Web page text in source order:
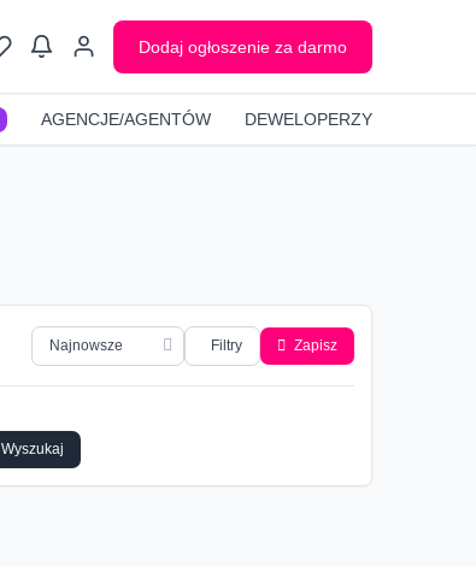
Dodaj ogłoszenie za darmo
AGENCJE/AGENTÓW DEWELOPERZY
Filtry Zapisz
Wyszukaj